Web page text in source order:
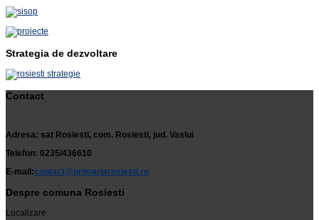
Strategia de dezvoltare
Contact
Adresa: sat Rosiesti, com. Rosiesti, jud. Vaslui
Telefon: 0235/436610
E-mail:contact@primariarosiesti.ro
Despre comuna Rosiesti
Localizare